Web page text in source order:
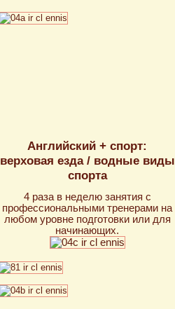
Английский + спорт:
верховая езда / водные виды
спорта
4 раза в неделю занятия с
профессиональными тренерами на
любом уровне подготовки или для
начинающих.